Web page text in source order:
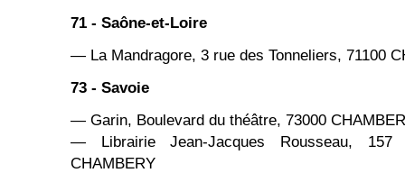
71 - Saône-et-Loire
— La Mandragore, 3 rue des Tonneliers, 71100
73 - Savoie
— Garin, Boulevard du théâtre, 73000
— Librairie Jean-Jacques Rousseau, 157
CHAMBERY